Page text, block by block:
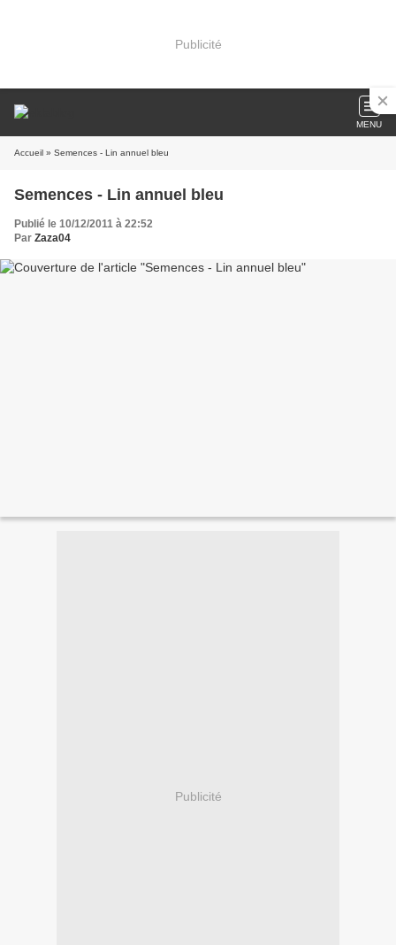
Publicité
MENU
Accueil » Semences - Lin annuel bleu
Semences - Lin annuel bleu
Publié le 10/12/2011 à 22:52
Par Zaza04
Publicité